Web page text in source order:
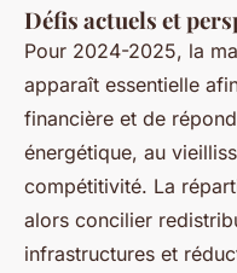
Défis actuels et
Pour 2024-2025, la
apparaît essentielle
financière et de
énergétique, au
compétitivité. La
alors concilier
infrastructures et